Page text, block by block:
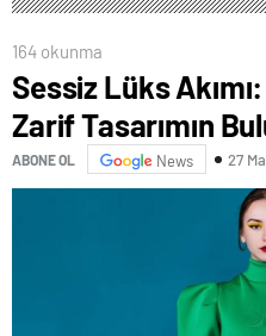
164 okunma
Sessiz Lüks
Zarif Tasarımın
ABONE OL News 27